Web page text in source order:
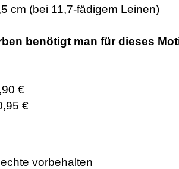
cm (bei 11,7-fädigem Leinen)
benötigt man für dieses
€
€
vorbehalten